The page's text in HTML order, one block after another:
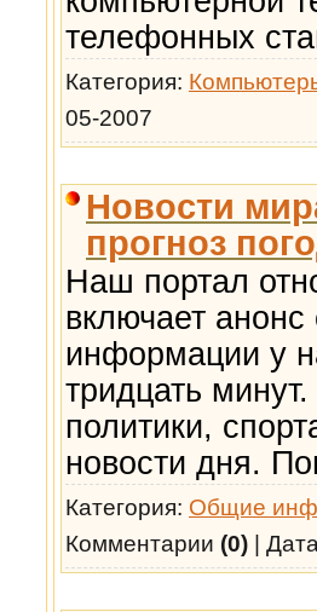
телефонных
Категория:
05-2007
Новости
прогноз
Наш портал
включает
информации у
тридцать
политики,
новости дня.
Категория: Общие
Комментарии (0) |